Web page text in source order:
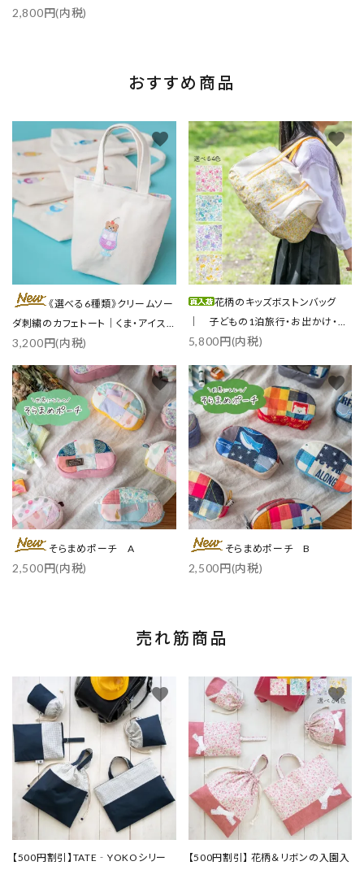
2,800円(内税)
おすすめ商品
《選べる6種類》クリームソー
ダ刺繍のカフェトート｜くま・アイス
／各3色
3,200円(内税)
favorite
花柄のキッズボストンバッグ
｜ 子どもの1泊旅行・お出かけ・ス
ポーツに
5,800円(内税)
favorite
そらまめポーチ A
2,500円(内税)
favorite
そらまめポーチ B
2,500円(内税)
favorite
売れ筋商品
【500円割引】TATE‐YOKOシリー
favorite
【500円割引】 花柄＆リボンの入園入
favorite